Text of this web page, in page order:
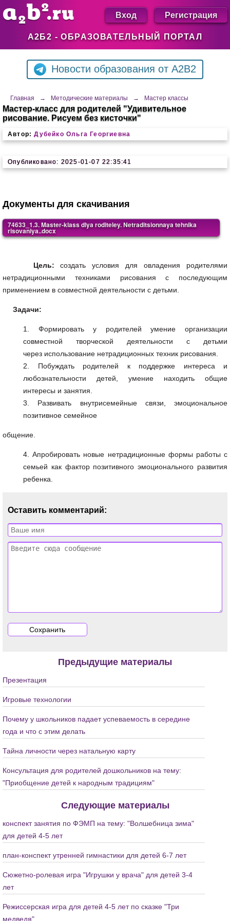
А2Б2 - ОБРАЗОВАТЕЛЬНЫЙ ПОРТАЛ
Вход Регистрация
Новости образования от A2B2
Главная → Методические материалы → Мастер классы
Мастер-класс для родителей "Удивительное
рисование. Рисуем без кисточки"
Автор: Дубейко Ольга Георгиевна
Опубликовано: 2025-01-07 22:35:41
Документы для скачивания
74633_1.3. Master-klass dlya roditeley. Netraditsionnaya tehnika
risovaniya..docx
Цель: создать условия для овладения родителями
нетрадиционными техниками рисования с последующим
применением в совместной деятельности с детьми.
Задачи:
Формировать у родителей умение организации
совместной творческой деятельности с детьми
через использование нетрадиционных техник рисования.
Побуждать родителей к поддержке интереса и
любознательности детей, умение находить общие
интересы и занятия.
Развивать внутрисемейные связи, эмоциональное
позитивное семейное
общение.
Апробировать новые нетрадиционные формы работы с
семьей как фактор позитивного эмоционального развития
ребенка.
Оставить комментарий:
Предыдущие материалы
Презентация
Игровые технологии
Почему у школьников падает успеваемость в середине
года и что с этим делать
Тайна личности через натальную карту
Консультация для родителей дошкольников на тему:
"Приобщение детей к народным традициям"
Следующие материалы
конспект занятия по ФЭМП на тему: "Волшебница зима"
для детей 4-5 лет
план-конспект утренней гимнастики для детей 6-7 лет
Сюжетно-ролевая игра "Игрушки у врача" для детей 3-4
лет
Режиссерская игра для детей 4-5 лет по сказке "Три
медведя"